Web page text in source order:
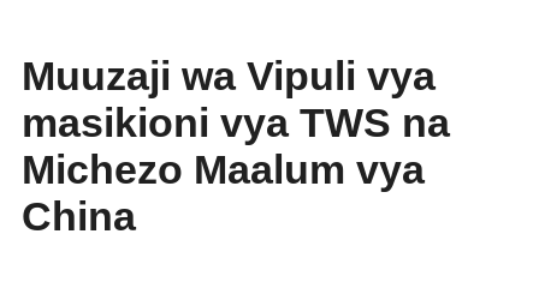
Muuzaji wa Vipuli vya
masikioni vya TWS na
Michezo Maalum vya
China